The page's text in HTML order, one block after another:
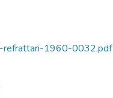
refrattari-1960-0032.pdf